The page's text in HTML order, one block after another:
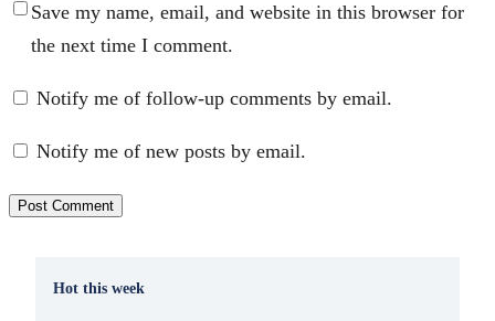
Save my name, email, and website in this browser for
the next time I comment.
Notify me of follow-up comments by email.
Notify me of new posts by email.
Hot this week